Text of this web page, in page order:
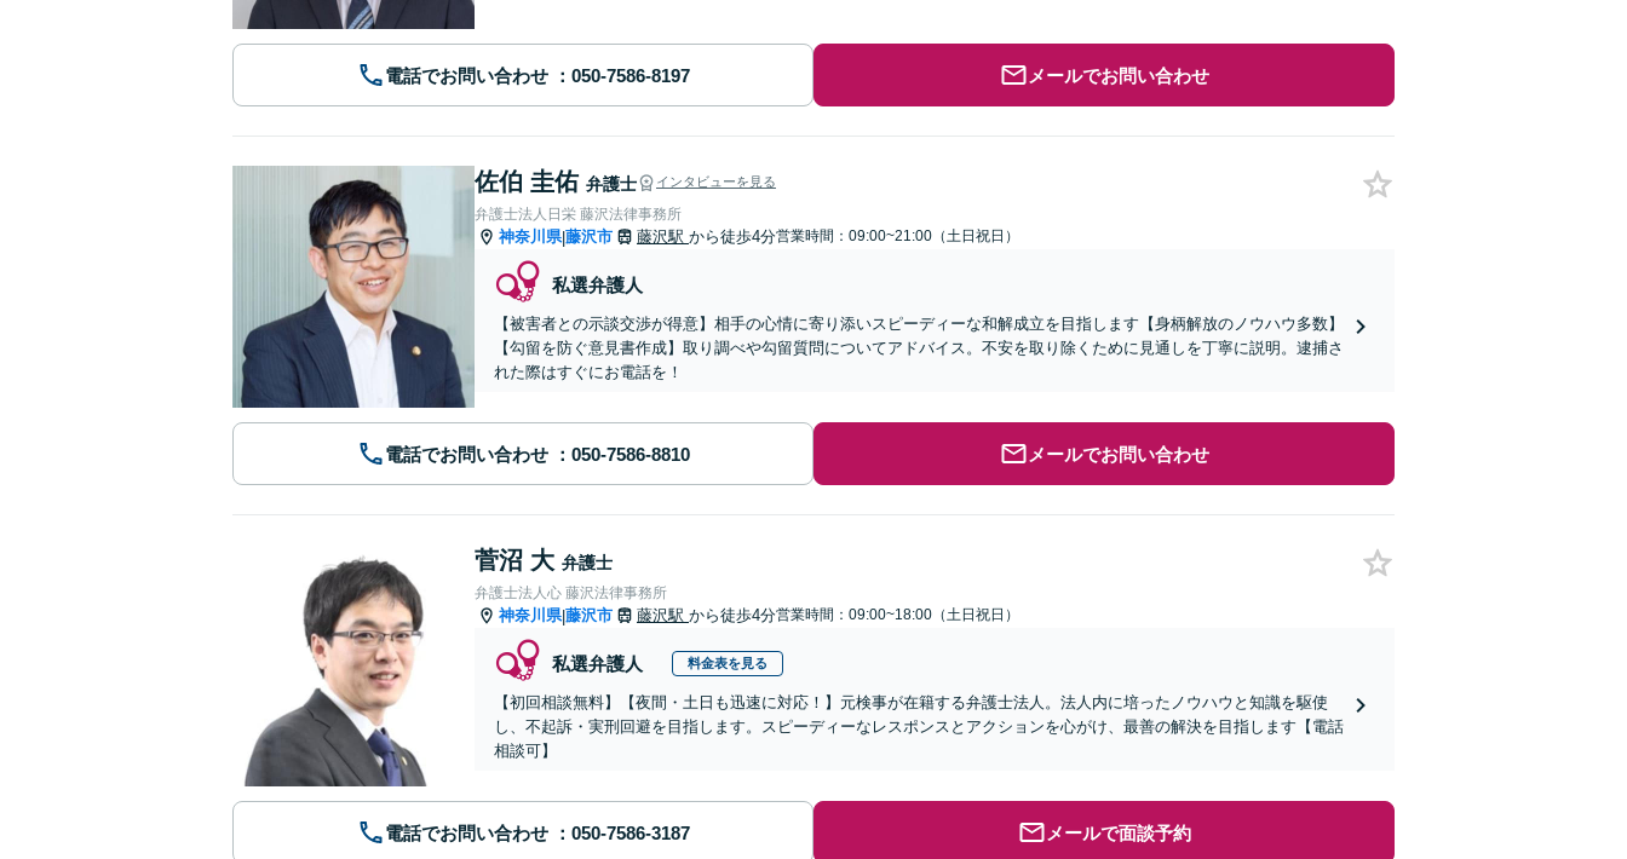
電話でお問い合わせ メールでお問い合わせ
佐伯 圭佑 弁護士 インタビューを見る
弁護士法人日栄 藤沢法律事務所
神奈川県|藤沢市 藤沢駅 から徒歩4分営業時間：09:00~21:00（土日祝日）
私選弁護人
【被害者との示談交渉が得意】相手の心情に寄り添いスピーディーな和解成立を目指します【身柄解放のノウハウ多数】
【勾留を防ぐ意見書作成】取り調べや勾留質問についてアドバイス。不安を取り除くために見通しを丁寧に説明。逮捕さ
れた際はすぐにお電話を！
電話でお問い合わせ メールでお問い合わせ
菅沼 大 弁護士
弁護士法人心 藤沢法律事務所
神奈川県|藤沢市 藤沢駅 から徒歩4分営業時間：09:00~18:00（土日祝日）
私選弁護人 料金表を見る
【初回相談無料】【夜間・土日も迅速に対応！】元検事が在籍する弁護士法人。法人内に培ったノウハウと知識を駆使
し、不起訴・実刑回避を目指します。スピーディーなレスポンスとアクションを心がけ、最善の解決を目指します【電話
相談可】
電話でお問い合わせ メールで面談予約